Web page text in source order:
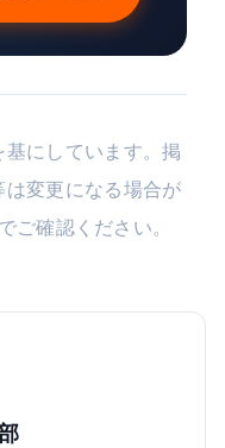
にしています。掲
変更になる場合が
ご確認ください。